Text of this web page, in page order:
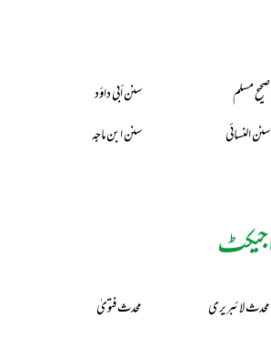
صحيح مسلم
سنن أبي داؤد
سنن النسائي
سنن ابن ماجه
محدث لائبریری
محدث فتویٰ